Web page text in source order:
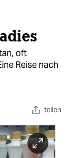
oft
Reise nach
teilen